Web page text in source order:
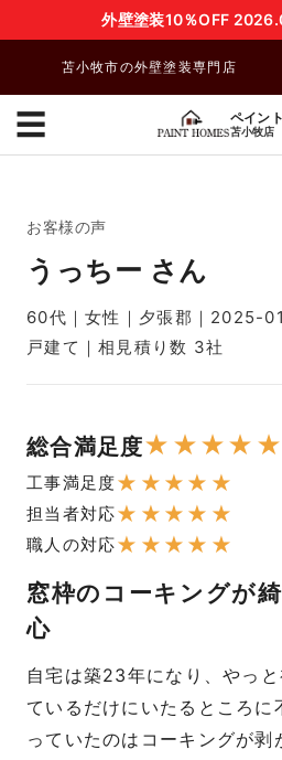
外壁塗装10％OFF
苫小牧市の外壁塗装専門店
ペイン
苫小牧店
☰
お客様の声
うっちー さん
60代｜女性｜夕張郡｜2025-
戸建て｜相見積り数 3社
総合満足度★ ★★★ ★
工事満足度★ ★ ★ ★ ★
担当者対応★ ★ ★ ★ ★
職人の対応★ ★ ★ ★ ★
窓枠のコーキングが
心
自宅は築23年になり、やっ
ているだけにいたるところに
っていたのはコーキングが剥